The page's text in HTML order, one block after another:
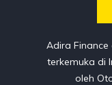
Adira
terkemuka di
oleh